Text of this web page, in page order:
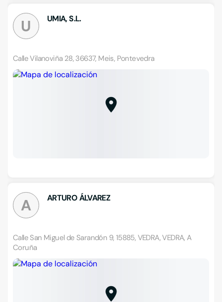
U UMIA, S.L.
Calle Vilanoviña 28, 36637, Meis, Pontevedra
A ARTURO ÁLVAREZ
Calle San Miguel de Sarandón 9, 15885, VEDRA, VEDRA, A
Coruña